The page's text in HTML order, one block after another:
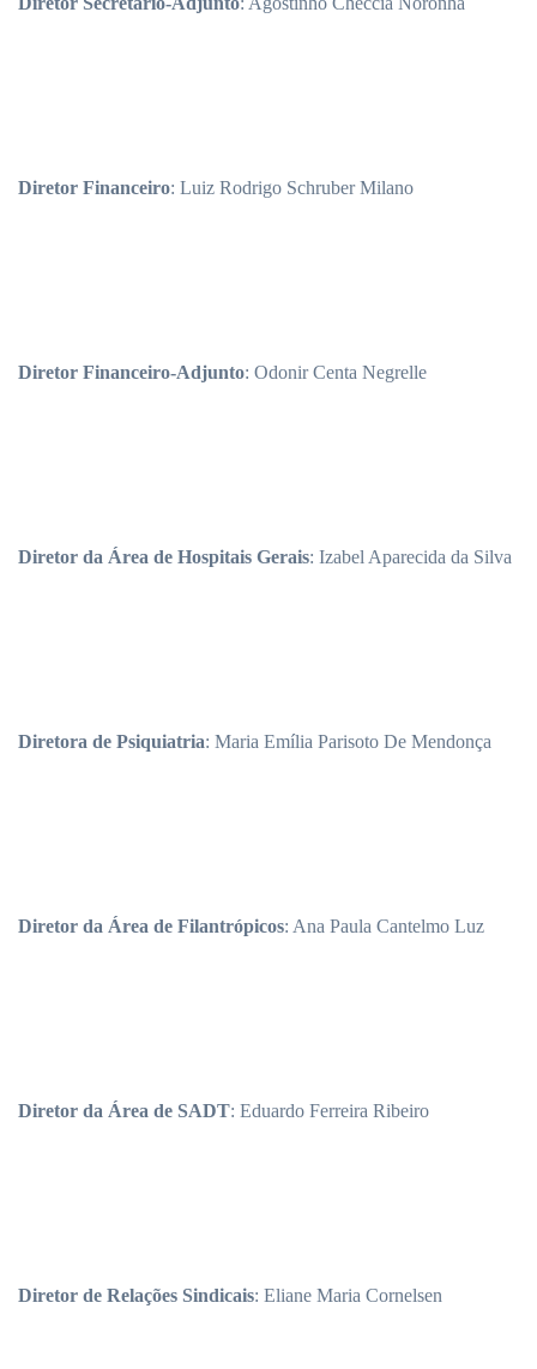
Diretor Financeiro: Luiz Rodrigo Schruber Milano
Diretor Financeiro-Adjunto: Odonir Centa Negrelle
Diretor da Área de Hospitais Gerais: Izabel Aparecida da Silva
Diretora de Psiquiatria: Maria Emília Parisoto De Mendonça
Diretor da Área de Filantrópicos: Ana Paula Cantelmo Luz
Diretor da Área de SADT: Eduardo Ferreira Ribeiro
Diretor de Relações Sindicais: Eliane Maria Cornelsen